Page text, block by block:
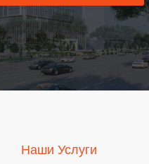
Наши Услуги